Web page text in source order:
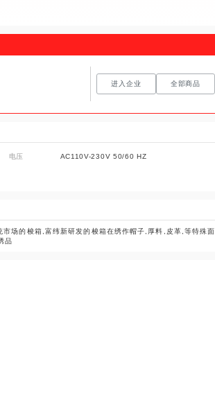
进入企业 全部商品
电压 AC110V-230V 50/60 HZ
场的梭箱,富纬新研发的梭箱在绣作帽子,厚料,皮革,等特殊面
品